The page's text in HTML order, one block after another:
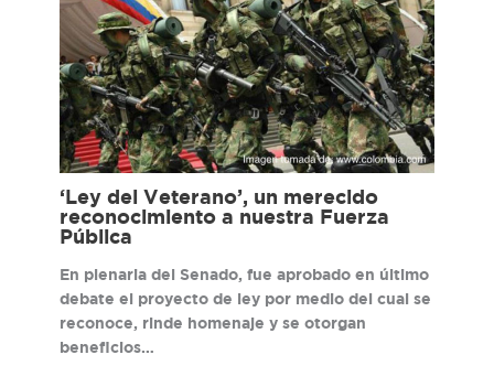
‘Ley del Veterano’, un merecido
reconocimiento a nuestra Fuerza
Pública
En plenaria del Senado, fue aprobado en último
debate el proyecto de ley por medio del cual se
reconoce, rinde homenaje y se otorgan
beneficios…